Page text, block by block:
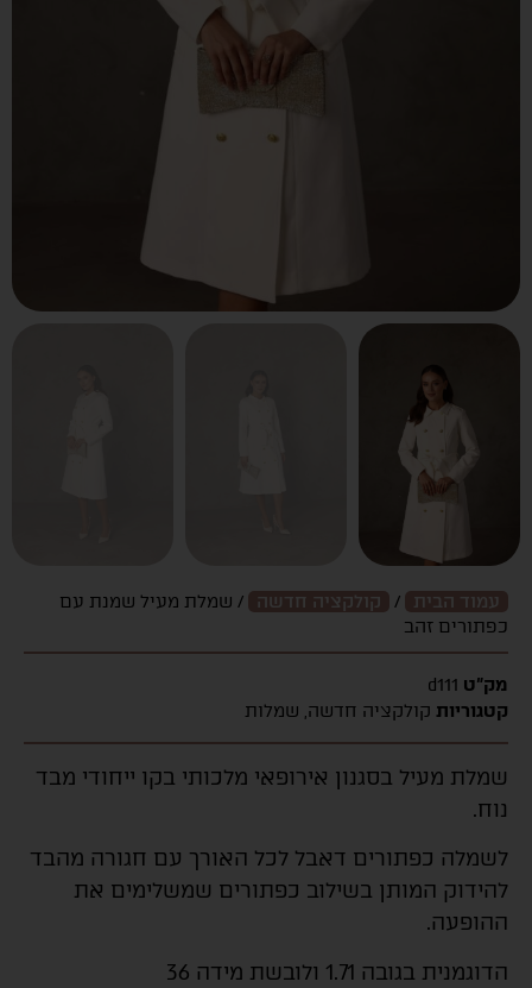
עמוד הבית / קולקציה חדשה
/ שמלת מעיל שמנת עם
כפתורים זהב
מק"ט d111
קטגוריות קולקציה חדשה, שמלות
שמלת מעיל בסגנון אירופאי מלכותי בקו ייחודי מבד
נוח.
לשמלה כפתורים דאבל לכל האורך עם חגורה מהבד
להידוק המותן בשילוב כפתורים שמשלימים את
ההופעה.
הדוגמנית בגובה 1.71 ולובשת מידה 36